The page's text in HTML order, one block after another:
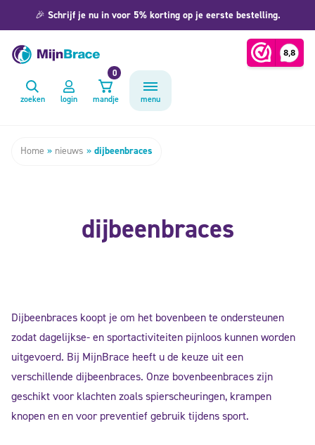
🎉 Schrijf je nu in voor 5% korting op je eerste bestelling.
zoeken login mandje
0
menu
Home » nieuws » dijbeenbraces
dijbeenbraces
Dijbeenbraces koopt je om het bovenbeen te ondersteunen
zodat dagelijkse- en sportactiviteiten pijnloos kunnen worden
uitgevoerd. Bij MijnBrace heeft u de keuze uit een
verschillende dijbeenbraces. Onze bovenbeenbraces zijn
geschikt voor klachten zoals spierscheuringen, krampen
knopen en en voor preventief gebruik tijdens sport.